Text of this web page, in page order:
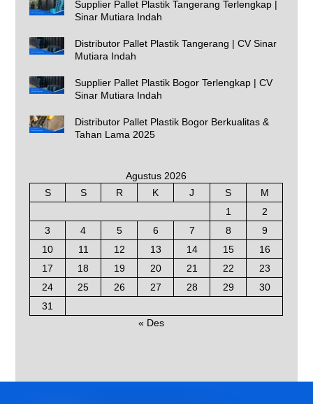
Supplier Pallet Plastik Tangerang Terlengkap |
Sinar Mutiara Indah
Distributor Pallet Plastik Tangerang | CV Sinar
Mutiara Indah
Supplier Pallet Plastik Bogor Terlengkap | CV
Sinar Mutiara Indah
Distributor Pallet Plastik Bogor Berkualitas &
Tahan Lama 2025
Agustus 2026
S
S R K J S
M
1
2
3
4 5 6 7 8
9
10
11 12 13 14 15
16
17
18 19 20 21 22
23
24
25 26 27 28 29
30
31
« Des